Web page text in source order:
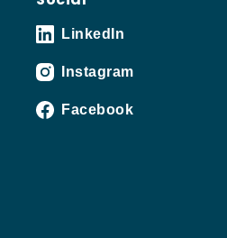
LinkedIn
Instagram
Facebook